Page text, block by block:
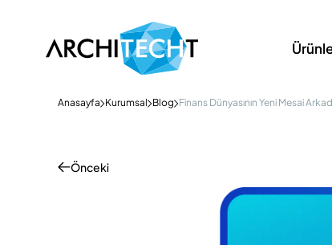
Anasayfa Kurumsal Blog Finans Dünyasının Yeni Mesai
Önceki